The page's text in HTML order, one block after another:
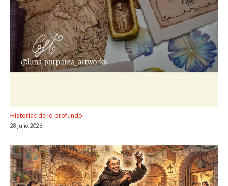
Historias de lo profundo
28 julio, 2026